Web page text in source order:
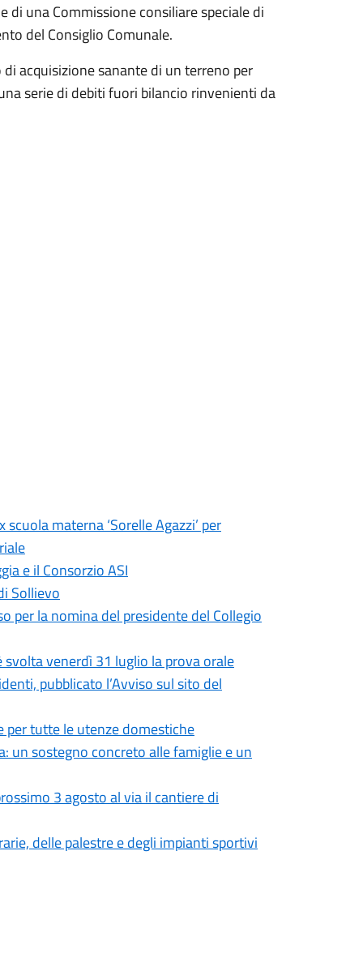
di una Commissione consiliare speciale di
del Consiglio Comunale.
acquisizione sanante di un terreno per
serie di debiti fuori bilancio rinvenienti da
materna ‘Sorelle Agazzi’ per
e il Consorzio ASI
Sollievo
per la nomina del presidente del Collegio
venerdì 31 luglio la prova orale
pubblicato l’Avviso sul sito del
per tutte le utenze domestiche
un sostegno concreto alle famiglie e un
3 agosto al via il cantiere di
delle palestre e degli impianti sportivi